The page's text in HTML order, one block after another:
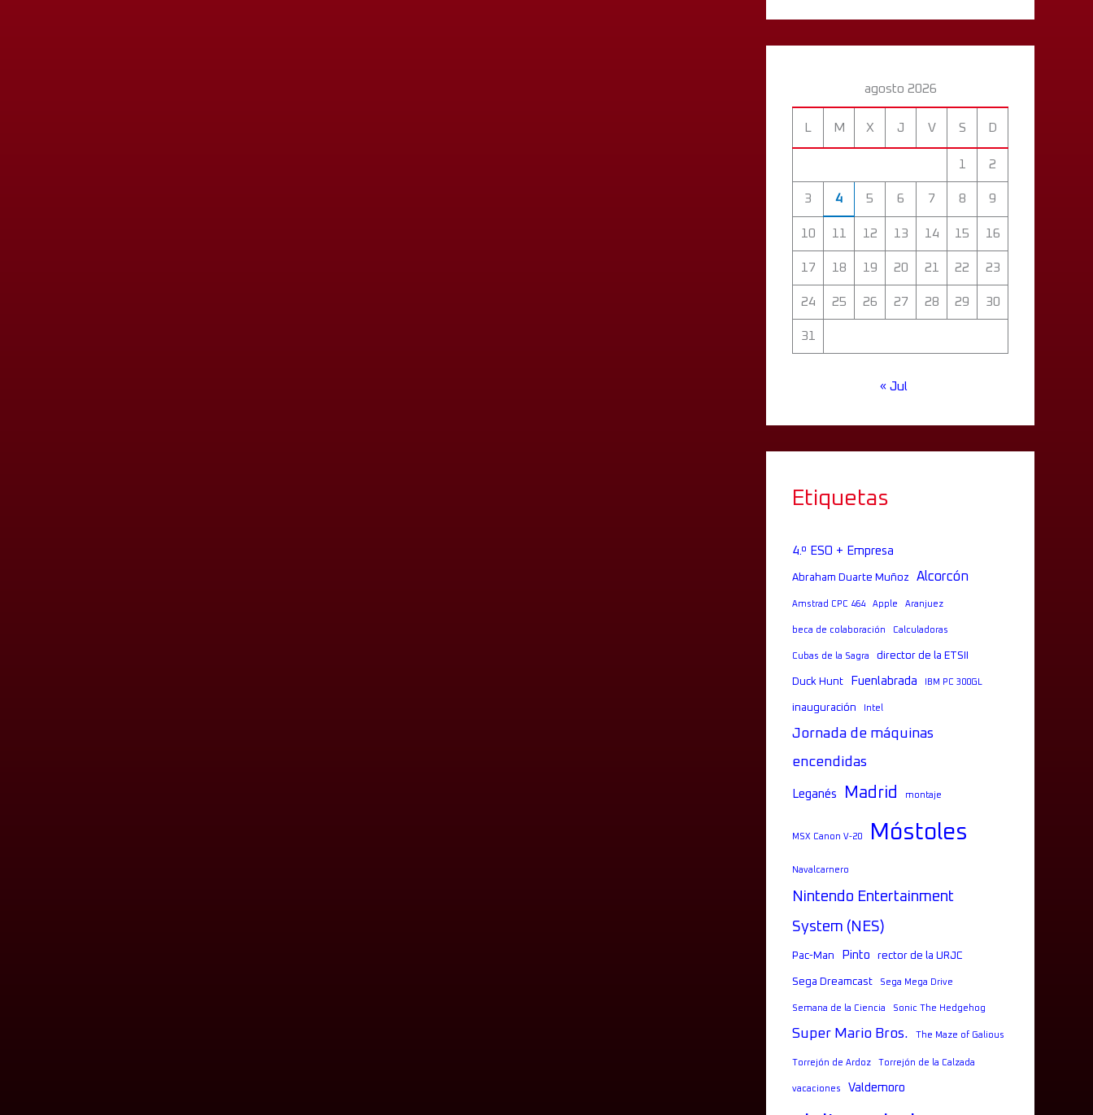
agosto 2026
L M X J V S D
1 2
3 4 5 6 7 8 9
10 11 12 13 14 15 16
17 18 19 20 21 22 23
24 25 26 27 28 29 30
31
« Jul
Etiquetas
4.º ESO + Empresa
Abraham Duarte Muñoz Alcorcón
Amstrad CPC 464 Apple Aranjuez
beca de colaboración Calculadoras
Cubas de la Sagra director de la ETSII
Duck Hunt Fuenlabrada IBM PC 300GL
inauguración Intel
Jornada de máquinas
encendidas
Leganés Madrid montaje
MSX Canon V-20 Móstoles
Navalcarnero
Nintendo Entertainment
System (NES)
Pac-Man Pinto rector de la URJC
Sega Dreamcast Sega Mega Drive
Semana de la Ciencia Sonic The Hedgehog
Super Mario Bros. The Maze of Galious
Torrejón de Ardoz Torrejón de la Calzada
vacaciones Valdemoro